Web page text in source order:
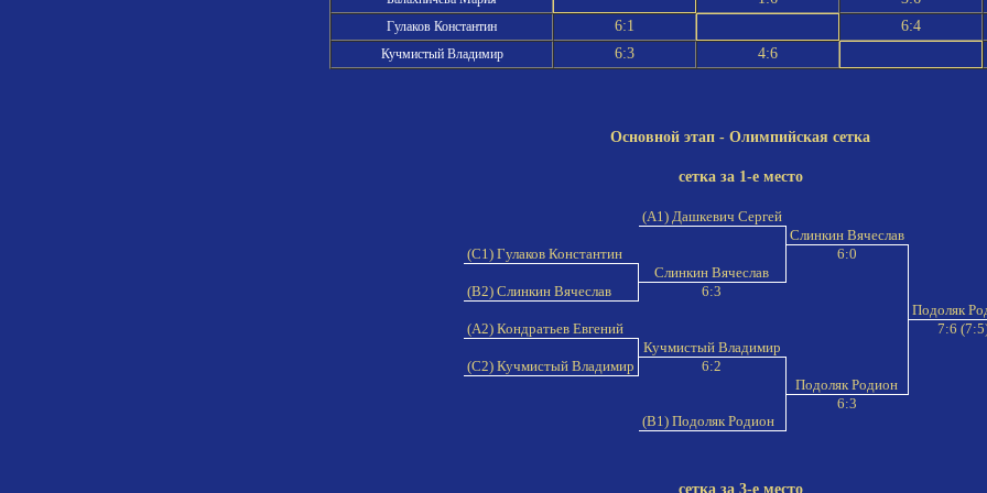
Гулаков Константин 6:1 6:4
Кучмистый Владимир 6:3 4:6
Основной этап - Олимпийская сетка
сетка за 1-е место
(A1) Дашкевич Сергей
Слинкин Вячеслав
(C1) Гулаков Константин
6:0
Слинкин Вячеслав
(B2) Слинкин Вячеслав
6:3
Подоляк
(A2) Кондратьев Евгений
7:6
Кучмистый Владимир
(C2) Кучмистый Владимир
6:2
Подоляк Родион
6:3
(B1) Подоляк Родион
сетка за 3-е место